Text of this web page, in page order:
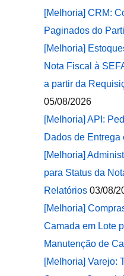
[Melhoria] CRM:
Paginados do
[Melhoria]
Nota Fiscal à
a partir da
05/08/2026
[Melhoria] API:
Dados de Entrega
[Melhoria]
para Status da
Relatórios 03/08/
[Melhoria]
Camada em Lote
Manutenção de
[Melhoria] Varejo: